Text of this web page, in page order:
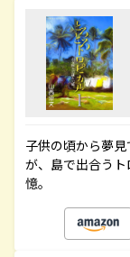
子供の頃から夢
が、島で出合う
憶。